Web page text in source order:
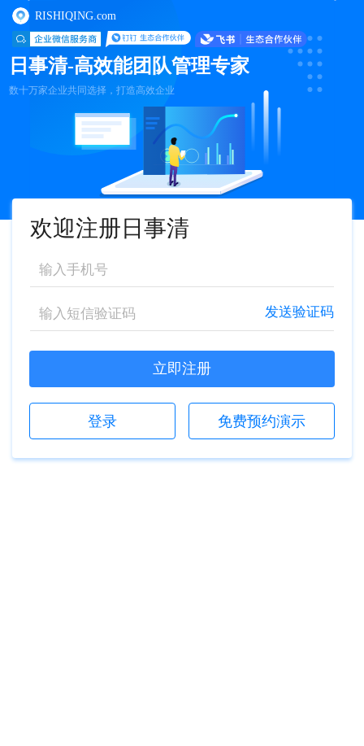
RISHIQING.com
日事清-高效能团队管理专家
数十万家企业共同选择，打造高效企业
欢迎注册日事清
发送验证码
立即注册
登录 免费预约演示